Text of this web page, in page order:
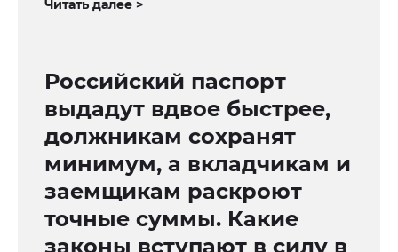
Читать далее >
Российский паспорт
выдадут вдвое быстрее,
должникам сохранят
минимум, а вкладчикам и
заемщикам раскроют
точные суммы. Какие
законы вступают в силу в